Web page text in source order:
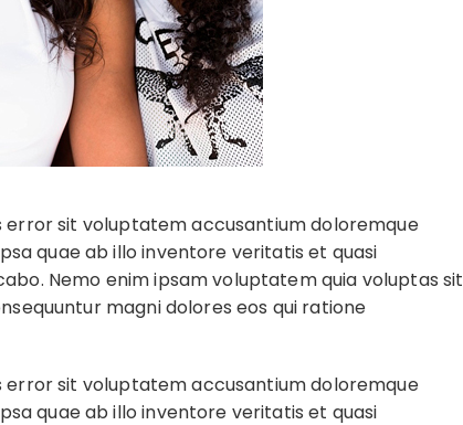
error sit voluptatem accusantium doloremque
quae ab illo inventore veritatis et quasi
Nemo enim ipsam voluptatem quia voluptas sit
magni dolores eos qui ratione
error sit voluptatem accusantium doloremque
quae ab illo inventore veritatis et quasi